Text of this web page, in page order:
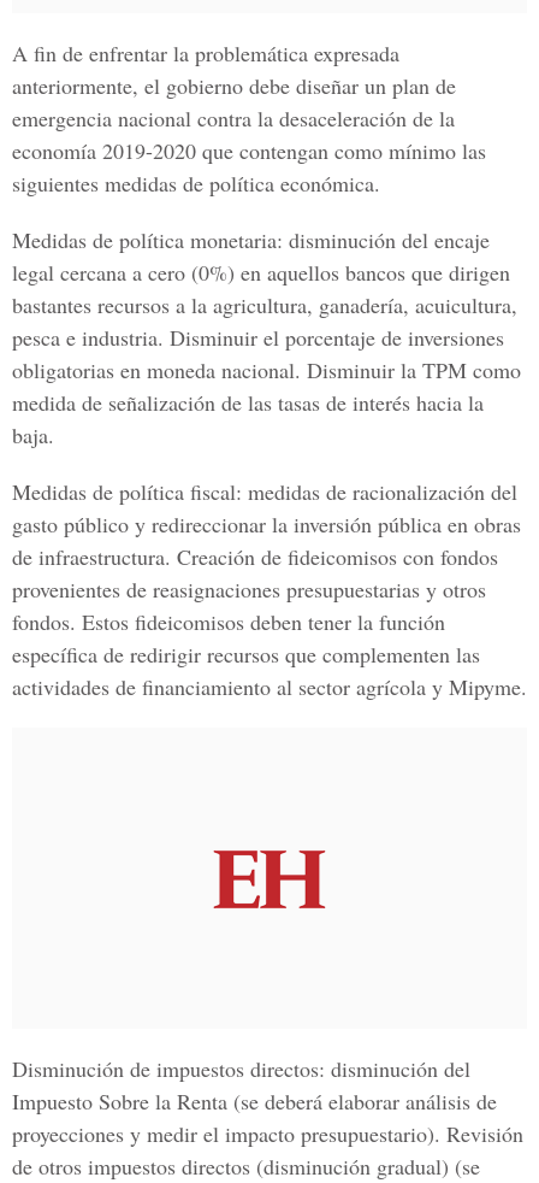
A fin de enfrentar la problemática expresada
anteriormente, el gobierno debe diseñar un plan de
emergencia nacional contra la desaceleración de la
economía 2019-2020 que contengan como mínimo las
siguientes medidas de política económica.
Medidas de política monetaria: disminución del encaje
legal cercana a cero (0%) en aquellos bancos que dirigen
bastantes recursos a la agricultura, ganadería, acuicultura,
pesca e industria. Disminuir el porcentaje de inversiones
obligatorias en moneda nacional. Disminuir la TPM como
medida de señalización de las tasas de interés hacia la
baja.
Medidas de política fiscal: medidas de racionalización del
gasto público y redireccionar la inversión pública en obras
de infraestructura. Creación de fideicomisos con fondos
provenientes de reasignaciones presupuestarias y otros
fondos. Estos fideicomisos deben tener la función
específica de redirigir recursos que complementen las
actividades de financiamiento al sector agrícola y Mipyme.
Disminución de impuestos directos: disminución del
Impuesto Sobre la Renta (se deberá elaborar análisis de
proyecciones y medir el impacto presupuestario). Revisión
de otros impuestos directos (disminución gradual) (se